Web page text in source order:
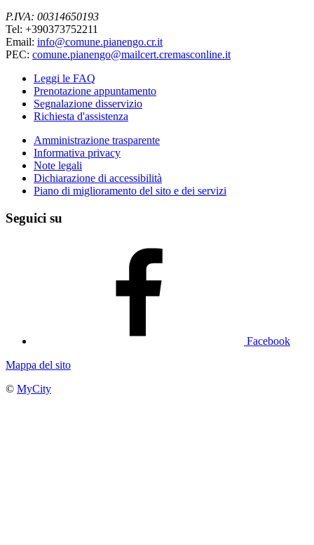
P.IVA: 00314650193
Tel: +390373752211
Email: info@comune.pianengo.cr.it
PEC: comune.pianengo@mailcert.cremasconline.it
Leggi le FAQ
Prenotazione appuntamento
Segnalazione disservizio
Richiesta d'assistenza
Amministrazione trasparente
Informativa privacy
Note legali
Dichiarazione di accessibilità
Piano di miglioramento del sito e dei servizi
Seguici su
Facebook
Mappa del sito
© MyCity